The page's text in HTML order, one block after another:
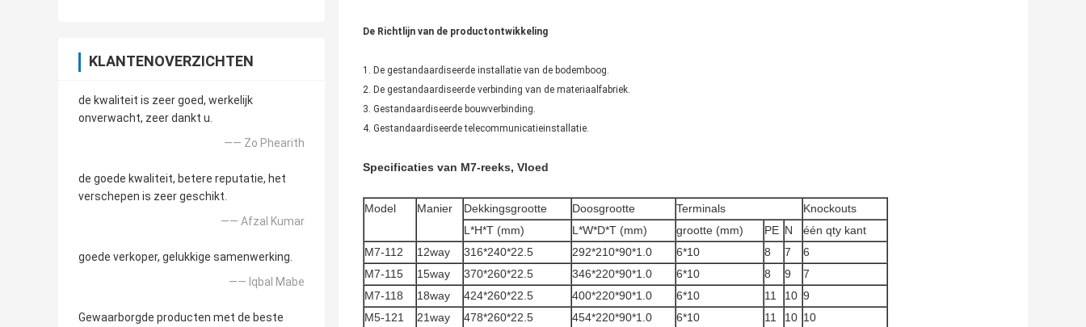
KLANTENOVERZICHTEN
de kwaliteit is zeer goed, werkelijk
onverwacht, zeer dankt u.
—— Zo Phearith
de goede kwaliteit, betere reputatie, het
verschepen is zeer geschikt.
—— Afzal Kumar
goede verkoper, gelukkige samenwerking.
—— Iqbal Mabe
Gewaarborgde producten met de beste
De Richtlijn van de productontwikkeling
1. De gestandaardiseerde installatie van de bodemboog.
2. De gestandaardiseerde verbinding van de materiaalfabriek.
3. Gestandaardiseerde bouwverbinding.
4. Gestandaardiseerde telecommunicatieinstallatie.
Specificaties van M7-reeks, Vloed
Model Manier Dekkingsgrootte Doosgrootte Terminals
Knockouts
L*H*T (mm)
L*W*D*T (mm) grootte (mm) PE N
één qty kant
M7-112
12way 316*240*22.5 292*210*90*1.0 6*10 8 7
6
M7-115
15way 370*260*22.5 346*220*90*1.0 6*10 8 9
7
M7-118
18way 424*260*22.5 400*220*90*1.0 6*10 11 10 9
M5-121
21way 478*260*22.5 454*220*90*1.0 6*10 11 10 10